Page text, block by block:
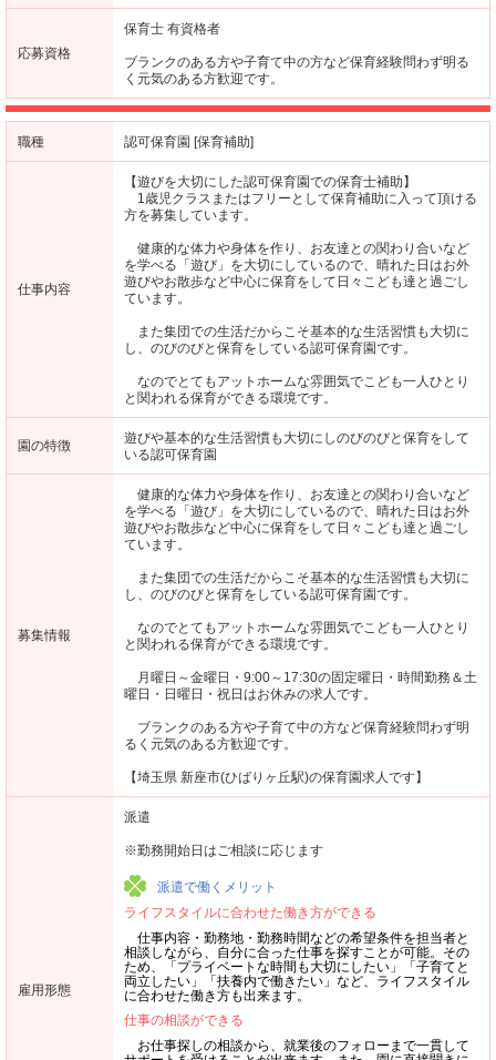
応募資格
保育士 有資格者
ブランクのある方や子育て中の方など保育経験問わず明る
く元気のある方歓迎です。
職種 認可保育園 [保育補助]
仕事内容
【遊びを大切にした認可保育園での保育士補助】
1歳児クラスまたはフリーとして保育補助に入って頂ける
方を募集しています。
健康的な体力や身体を作り、お友達との関わり合いなど
を学べる「遊び」を大切にしているので、晴れた日はお外
遊びやお散歩など中心に保育をして日々こども達と過ごし
ています。
また集団での生活だからこそ基本的な生活習慣も大切に
し、のびのびと保育をしている認可保育園です。
なのでとてもアットホームな雰囲気でこども一人ひとり
と関われる保育ができる環境です。
園の特徴
遊びや基本的な生活習慣も大切にしのびのびと保育をして
いる認可保育園
募集情報
健康的な体力や身体を作り、お友達との関わり合いなど
を学べる「遊び」を大切にしているので、晴れた日はお外
遊びやお散歩など中心に保育をして日々こども達と過ごし
ています。
また集団での生活だからこそ基本的な生活習慣も大切に
し、のびのびと保育をしている認可保育園です。
なのでとてもアットホームな雰囲気でこども一人ひとり
と関われる保育ができる環境です。
月曜日～金曜日・9:00～17:30の固定曜日・時間勤務＆土
曜日・日曜日・祝日はお休みの求人です。
ブランクのある方や子育て中の方など保育経験問わず明
るく元気のある方歓迎です。
【埼玉県 新座市(ひばりヶ丘駅)の保育園求人です】
雇用形態
派遣
※勤務開始日はご相談に応じます
派遣で働くメリット
ライフスタイルに合わせた働き方ができる
仕事内容・勤務地・勤務時間などの希望条件を担当者と
相談しながら、自分に合った仕事を探すことが可能。その
ため、「プライベートな時間も大切にしたい」「子育てと
両立したい」「扶養内で働きたい」など、ライフスタイル
に合わせた働き方も出来ます。
仕事の相談ができる
お仕事探しの相談から、就業後のフォローまで一貫して